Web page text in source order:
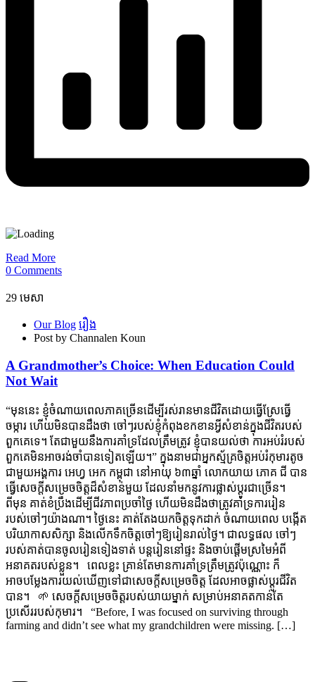
Read More
0 Comments
29 មេសា
Our Blog រឿង
Post by Channalen Koun
A Grandmother’s Choice: When Education Could
Not Wait
“មុននេះ ខ្ញុំចំណាយពេលភាគច្រើនដើម្បីរស់រានមានជីវិតដោយធ្វើស្រែធ្វើ
ចម្ការ ហើយមិនបានដឹងថា ចៅៗរបស់ខ្ញុំកំពុងខកខានអ្វីសំខាន់ក្នុងជីវិតរបស់
ពួកគេទេ។ តែជាមួយនឹងការគាំទ្រដែលត្រឹមត្រូវ ខ្ញុំបានយល់ថា ការអប់រំរបស់
ពួកគេមិនអាចរង់ចាំបានទៀតឡើយ។” ក្នុងនាមជាអ្នកស្ម័គ្រចិត្តអប់រំកុមារតូច
ជាមួយអង្គការ អេហ្វ អេក កម្ពុជា នៅអាយុ ៦៣ឆ្នាំ លោកយាយ ភោគ ជី បាន
ធ្វើសេចក្តីសម្រេចចិត្តដ៏សំខាន់មួយ ដែលនាំមកនូវការផ្លាស់ប្តូរជាច្រើន។
ពីមុន គាត់ខំប្រឹងដើម្បីជីវភាពប្រចាំថ្ងៃ ហើយមិនដឹងថាត្រូវគាំទ្រការរៀន
របស់ចៅៗយ៉ាងណា។ ថ្ងៃនេះ គាត់តែងយកចិត្តទុកដាក់ ចំណាយពេល បង្កើត
បរិយាកាសសិក្សា និងលើកទឹកចិត្តចៅៗឱ្យរៀនរាល់ថ្ងៃ។ ជាលទ្ធផល ចៅៗ
របស់គាត់បានចូលរៀនទៀងទាត់ បន្តរៀននៅផ្ទះ និងចាប់ផ្តើមស្រមៃអំពី
អនាគតរបស់ខ្លួន។ ពេលខ្លះ គ្រាន់តែមានការគាំទ្រត្រឹមត្រូវប៉ុណ្ណោះ ក៏
អាចបម្លែងការយល់ឃើញទៅជាសេចក្តីសម្រេចចិត្ត ដែលអាចផ្លាស់ប្តូរជីវិត
បាន។ 🌱 សេចក្តីសម្រេចចិត្តរបស់យាយម្នាក់ សម្រាប់អនាគតកាន់តែ
ប្រសើររបស់កុមារ។ “Before, I was focused on surviving through
farming and didn’t see what my grandchildren were missing. […]